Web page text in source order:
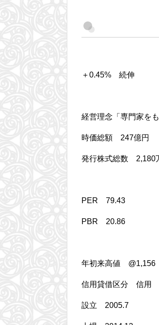
＋0.45% 続伸
経営理念「専門家を
時価総額 247億円
発行株式総数 2,180
PER 79.43
PBR 20.86
年初来高値 @1,156
信用貸借区分 信用
設立 2005.7